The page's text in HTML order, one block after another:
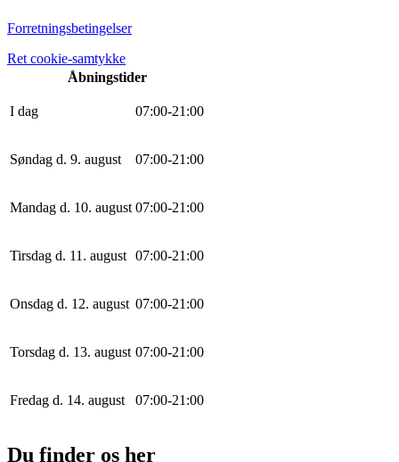
Forretningsbetingelser
Ret cookie-samtykke
Åbningstider
I dag 07:00-21 :00
Søndag d. 9. august 07:00-21 :00
Mandag d. 10. august 07:00-21 :00
Tirsdag d. 11. august 07:00-21 :00
Onsdag d. 12. august 07:00-21 :00
Torsdag d. 13. august 07:00-21 :00
Fredag d. 14. august 07:00-21 :00
Du finder os her